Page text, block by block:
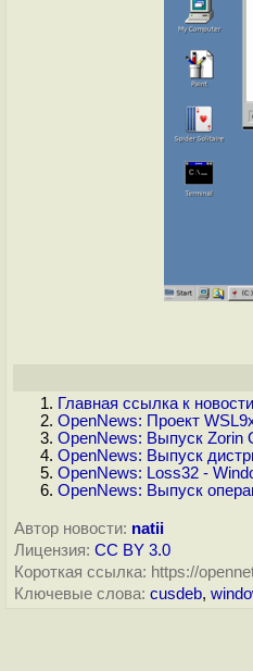
Главная ссылка к
OpenNews: Проект
OpenNews: Выпуск Zorin
OpenNews: Выпуск
OpenNews: Loss32 -
OpenNews: Выпуск
Автор новости: natii
Лицензия: CC BY 3.0
Короткая ссылка: https://
Ключевые слова: cusdeb,